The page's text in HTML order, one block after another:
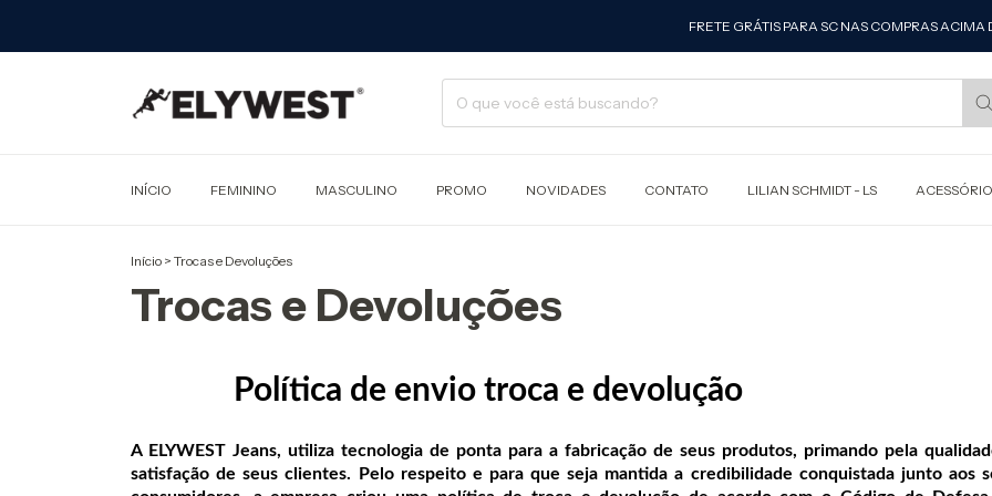
FRETE GRÁTIS PARA SC NAS COMPRAS ACIMA DE
INÍCIO FEMININO MASCULINO PROMO NOVIDADES CONTATO LILIAN SCHMIDT - LS
Início > Trocas e Devoluções
Trocas e Devoluções
Política de envio troca e devolução
A ELYWEST Jeans, utiliza tecnologia de ponta para a fabricação de seus produtos, primando pela
satisfação de seus clientes. Pelo respeito e para que seja mantida a credibilidade conquistada junto aos